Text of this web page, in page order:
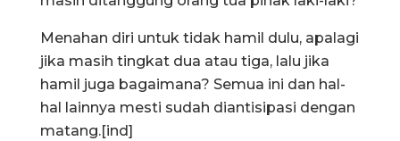
Menahan diri untuk tidak hamil dulu, apalagi
jika masih tingkat dua atau tiga, lalu jika
hamil juga bagaimana? Semua ini dan hal-
hal lainnya mesti sudah diantisipasi dengan
matang.[ind]